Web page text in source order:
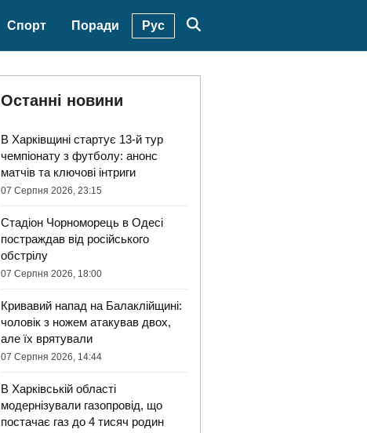
Спорт Поради Рус
Останні новини
В Харківщині стартує 13-й тур
чемпіонату з футболу: анонс
матчів та ключові інтриги
07 Серпня 2026, 23:15
Стадіон Чорноморець в Одесі
постраждав від російського
обстрілу
07 Серпня 2026, 18:00
Кривавий напад на Балаклійщині:
чоловік з ножем атакував двох,
але їх врятували
07 Серпня 2026, 14:44
В Харківській області
модернізували газопровід, що
постачає газ до 4 тисяч родин